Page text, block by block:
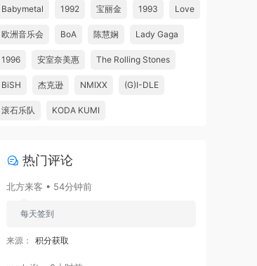
Babymetal 1992 宝丽金 1993 Love
欧洲音乐会 BoA 陈慧娴 Lady Gaga
1996 安室奈美惠 The Rolling Stones
BiSH 杰克逊 NMIXX (G)I-DLE
滚石乐队 KODA KUMI
热门评论
北方来客 • 54分钟前
每天签到
来源： 积分获取